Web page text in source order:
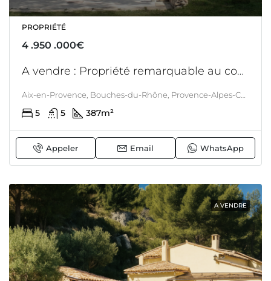
PROPRIÉTÉ
4 .950 .000€
A vendre : Propriété remarquable au coeur d’Aix en Provence, vie à pieds
5 5 387m²
Appeler Email WhatsApp
A VENDRE